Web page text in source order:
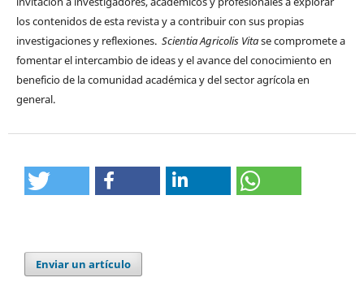
los contenidos de esta revista y a contribuir con sus propias
investigaciones y reflexiones. Scientia Agricolis Vitase compromete a
fomentar el intercambio de ideas y el avance del conocimiento en
beneficio de la comunidad académica y del sector agrícola en
general.
Enviar un artículo